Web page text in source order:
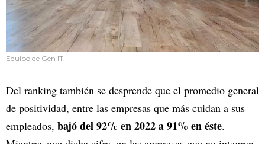
Equipo de Gen IT.
Del ranking también se desprende que el promedio general
de positividad, entre las empresas que más cuidan a sus
empleados, bajó del 92% en 2022 a 91% en éste.